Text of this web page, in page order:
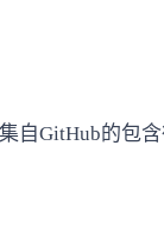
自GitHub的包